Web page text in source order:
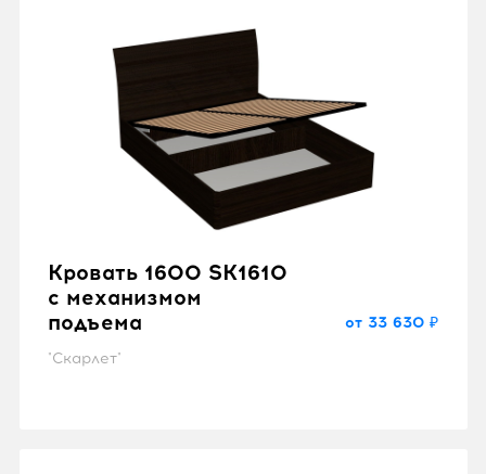
Кровать 1600 SK1610
с механизмом
подъема
"Скарлет"
от 33 630 ₽